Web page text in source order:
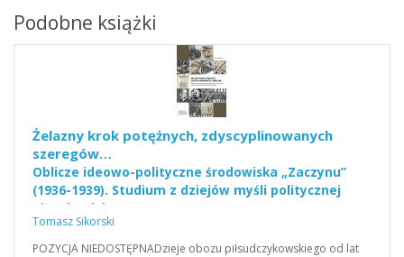
Podobne książki
Żelazny krok potężnych, zdyscyplinowanych
szeregów…
Oblicze ideowo-polityczne środowiska „Zaczynu”
(1936-1939). Studium z dziejów myśli politycznej
piłsudczyków.
Tomasz Sikorski
POZYCJA NIEDOSTĘPNADzieje obozu piłsudczykowskiego od lat